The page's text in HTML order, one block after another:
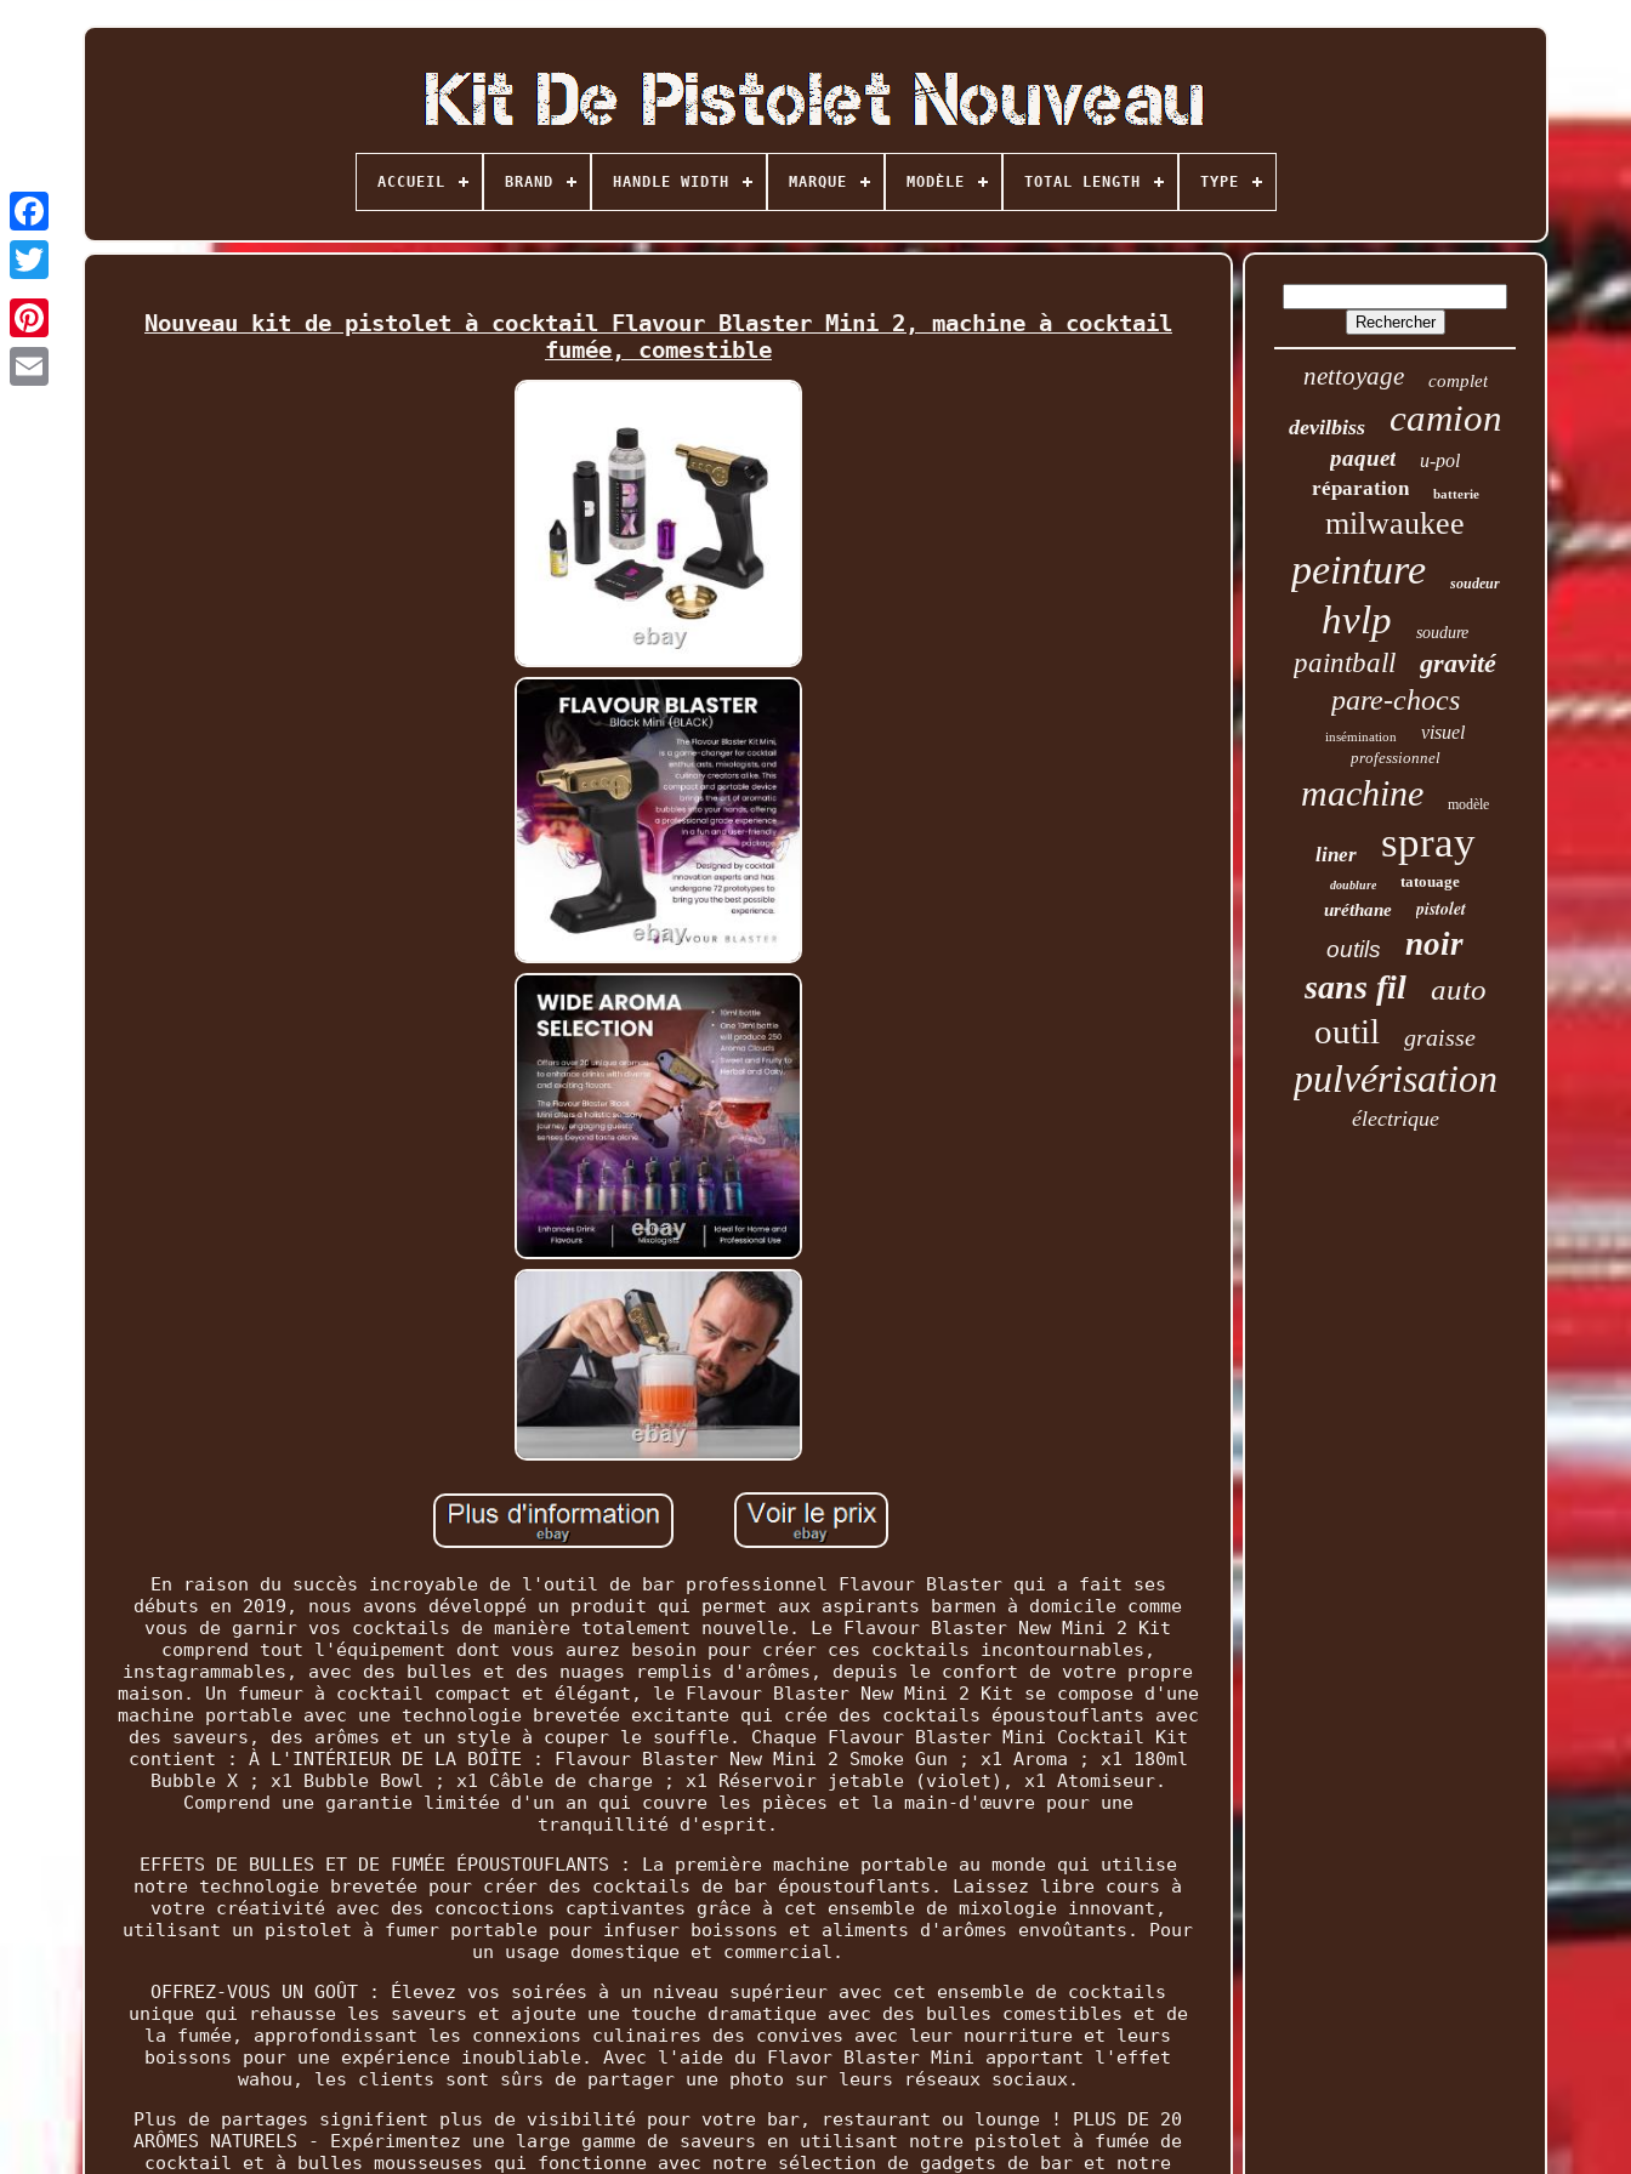
Facebook
Twitter
ACCUEIL BRAND HANDLE WIDTH MARQUE MODÈLE TOTAL LENGTH TYPE
Nouveau kit de pistolet à cocktail Flavour Blaster Mini 2, machine à cocktail
fumée, comestible
En raison du succès incroyable de l'outil de bar professionnel Flavour Blaster qui a fait ses
débuts en 2019, nous avons développé un produit qui permet aux aspirants barmen à domicile comme
vous de garnir vos cocktails de manière totalement nouvelle. Le Flavour Blaster New Mini 2 Kit
comprend tout l'équipement dont vous aurez besoin pour créer ces cocktails incontournables,
instagrammables, avec des bulles et des nuages remplis d'arômes, depuis le confort de votre propre
maison. Un fumeur à cocktail compact et élégant, le Flavour Blaster New Mini 2 Kit se compose d'une
machine portable avec une technologie brevetée excitante qui crée des cocktails époustouflants avec
des saveurs, des arômes et un style à couper le souffle. Chaque Flavour Blaster Mini Cocktail Kit
contient : À L'INTÉRIEUR DE LA BOÎTE : Flavour Blaster New Mini 2 Smoke Gun ; x1 Aroma ; x1 180ml
Bubble X ; x1 Bubble Bowl ; x1 Câble de charge ; x1 Réservoir jetable (violet), x1 Atomiseur.
Comprend une garantie limitée d'un an qui couvre les pièces et la main-d'œuvre pour une
tranquillité d'esprit.
EFFETS DE BULLES ET DE FUMÉE ÉPOUSTOUFLANTS : La première machine portable au monde qui utilise
notre technologie brevetée pour créer des cocktails de bar époustouflants. Laissez libre cours à
votre créativité avec des concoctions captivantes grâce à cet ensemble de mixologie innovant,
utilisant un pistolet à fumer portable pour infuser boissons et aliments d'arômes envoûtants. Pour
un usage domestique et commercial.
OFFREZ-VOUS UN GOÛT : Élevez vos soirées à un niveau supérieur avec cet ensemble de cocktails
unique qui rehausse les saveurs et ajoute une touche dramatique avec des bulles comestibles et de
la fumée, approfondissant les connexions culinaires des convives avec leur nourriture et leurs
boissons pour une expérience inoubliable. Avec l'aide du Flavor Blaster Mini apportant l'effet
wahou, les clients sont sûrs de partager une photo sur leurs réseaux sociaux.
Plus de partages signifient plus de visibilité pour votre bar, restaurant ou lounge ! PLUS DE 20
ARÔMES NATURELS - Expérimentez une large gamme de saveurs en utilisant notre pistolet à fumée de
cocktail et à bulles mousseuses qui fonctionne avec notre sélection de gadgets de bar et notre
nettoyage complet
devilbiss camion
paquet u-pol
réparation batterie
milwaukee
peinture soudeur
hvlp soudure
paintball gravité
pare-chocs
insémination visuel
professionnel
machine modèle
liner spray
doublure tatouage
uréthane pistolet
outils noir
sans fil auto
outil graisse
pulvérisation
électrique